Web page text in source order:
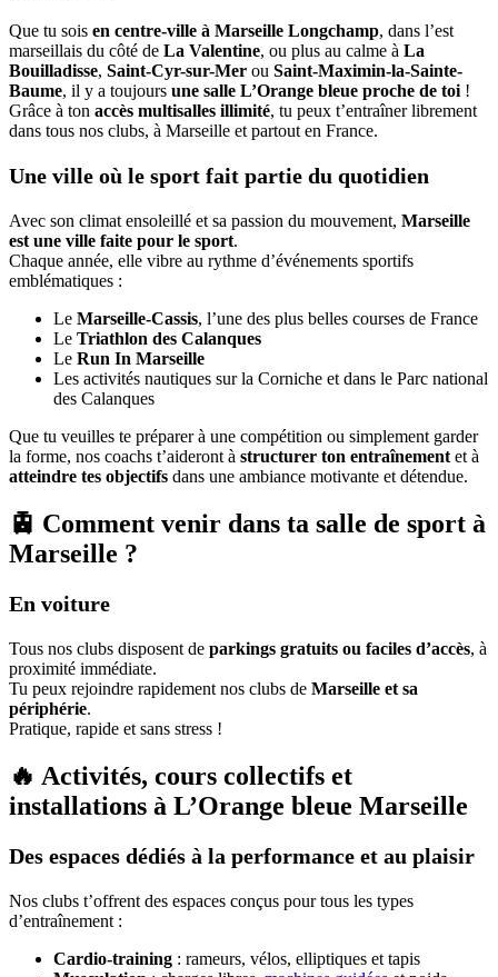
Que tu sois en centre-ville à Marseille Longchamp, dans l’est
marseillais du côté de La Valentine, ou plus au calme à La
Bouilladisse, Saint-Cyr-sur-Mer ou Saint-Maximin-la-Sainte-
Baume, il y a toujours une salle L’Orange bleue proche de toi !
Grâce à ton accès multisalles illimité, tu peux t’entraîner librement
dans tous nos clubs, à Marseille et partout en France.
Une ville où le sport fait partie du quotidien
Avec son climat ensoleillé et sa passion du mouvement, Marseille
est une ville faite pour le sport.
Chaque année, elle vibre au rythme d’événements sportifs
emblématiques :
Le Marseille-Cassis, l’une des plus belles courses de France
Le Triathlon des Calanques
Le Run In Marseille
Les activités nautiques sur la Corniche et dans le Parc national
des Calanques
Que tu veuilles te préparer à une compétition ou simplement garder
la forme, nos coachs t’aideront à structurer ton entraînement et à
atteindre tes objectifs dans une ambiance motivante et détendue.
🚊 Comment venir dans ta salle de sport à
Marseille ?
En voiture
Tous nos clubs disposent de parkings gratuits ou faciles d’accès, à
proximité immédiate.
Tu peux rejoindre rapidement nos clubs de Marseille et sa
périphérie.
Pratique, rapide et sans stress !
🔥 Activités, cours collectifs et
installations à L’Orange bleue Marseille
Des espaces dédiés à la performance et au plaisir
Nos clubs t’offrent des espaces conçus pour tous les types
d’entraînement :
Cardio-training : rameurs, vélos, elliptiques et tapis